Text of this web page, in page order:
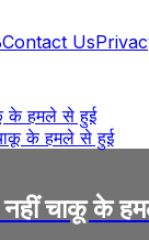
Contact Us
के हमले से हुई
नहीं चाकू के